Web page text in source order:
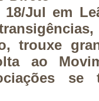
18/Jul em
trouxe
ao
se